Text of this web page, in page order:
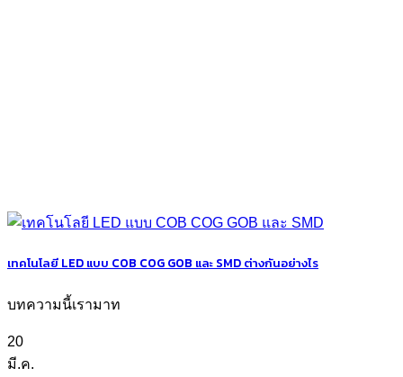
เทคโนโลยี LED แบบ COB COG GOB และ SMD ต่างกันอย่างไร
บทความนี้เรามาท
20
มี.ค.